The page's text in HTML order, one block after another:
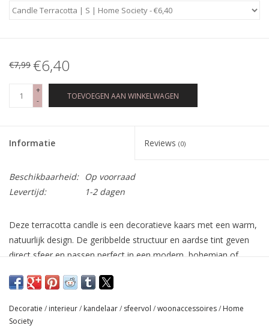
€7,99 €6,40
+
-
TOEVOEGEN AAN WINKELWAGEN
Informatie Reviews (0)
Beschikbaarheid:
Op voorraad
Levertijd:
1-2 dagen
Deze terracotta candle is een decoratieve kaars met een warm,
natuurlijk design. De geribbelde structuur en aardse tint geven
direct sfeer en passen perfect in een modern, bohemian of
andere woonaccessoires.
Afmeting: 13,8 x 9,5 x 9,5
Brandduur: 15 uur
Decoratie / interieur/ kandelaar/ sfeervol /woonaccessoires/ Home
Society